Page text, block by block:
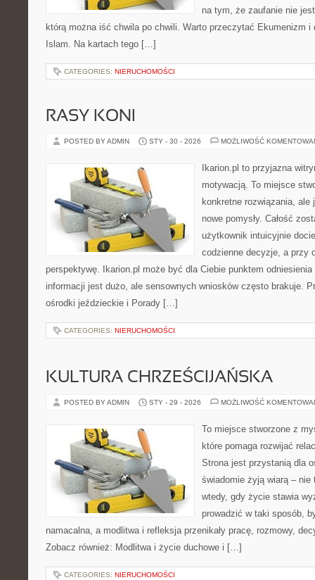
na tym, że zaufanie nie
którą można iść chwila po chwili. Warto przeczytać Ekumenizm i
Islam. Na kartach tego […]
CATEGORIES: NIERUCHOMOŚCI
RASY KONI
POSTED BY ADMIN STY - 30 - 2026 MOŻLIWOŚĆ
Ikarion.pl to przyjazna
motywacją. To miejsce
konkretne rozwiązania,
nowe pomysły. Całość
użytkownik intuicyjnie
codzienne decyzje, a przy
perspektywę. Ikarion.pl może być dla Ciebie punktem
informacji jest dużo, ale sensownych wniosków często brakuje.
ośrodki jeździeckie i Porady […]
CATEGORIES: NIERUCHOMOŚCI
KULTURA CHRZEŚCIJAŃSKA
POSTED BY ADMIN STY - 29 - 2026 MOŻLIWOŚĆ
To miejsce stworzone z
które pomaga rozwijać
Strona jest przystanią dla
świadomie żyją wiarą –
wtedy, gdy życie stawia
prowadzić w taki sposób,
namacalna, a modlitwa i refleksja przenikały pracę, rozmowy,
Zobacz również: Modlitwa i życie duchowe i […]
CATEGORIES: NIERUCHOMOŚCI